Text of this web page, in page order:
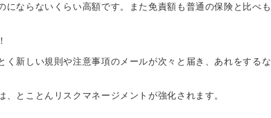
ならないくらい高額です。また免責額も普通の保険と比べ
新しい規則や注意事項のメールが次々と届き、あれをする
とことんリスクマネージメントが強化されます。